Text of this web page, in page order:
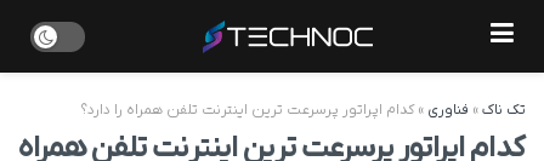
تک ناک» فناوری »کدام اپراتور پرسرعت ترین اینترنت تلفن همراه را دارد؟
کدام اپراتور پرسرعت ترین اینترنت تلفن همراه